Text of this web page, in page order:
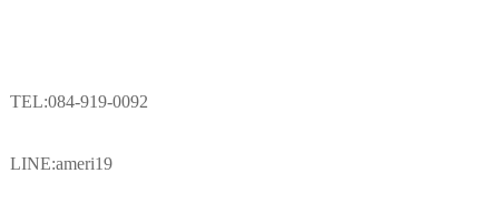
TEL:084-919-0092
LINE:ameri19